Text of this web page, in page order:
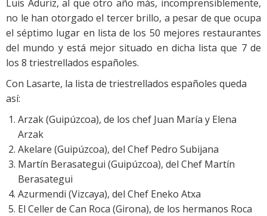
Luis Aduriz, al que otro año más, incomprensiblemente,
no le han otorgado el tercer brillo, a pesar de que ocupa
el séptimo lugar en lista de los 50 mejores restaurantes
del mundo y está mejor situado en dicha lista que 7 de
los 8 triestrellados españoles.
Con Lasarte, la lista de triestrellados españoles queda
así:
Arzak (Guipúzcoa), de los chef Juan María y Elena
Arzak
Akelare (Guipúzcoa), del Chef Pedro Subijana
Martín Berasategui (Guipúzcoa), del Chef Martín
Berasategui
Azurmendi (Vizcaya), del Chef Eneko Atxa
El Celler de Can Roca (Girona), de los hermanos Roca